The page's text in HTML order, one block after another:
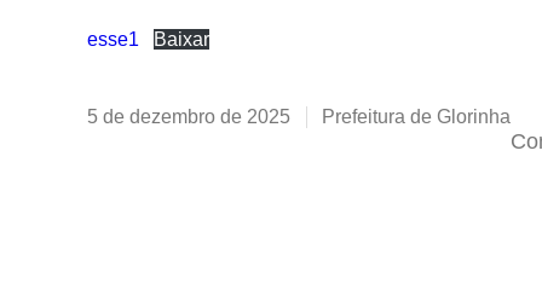
esse1 Baixar
5 de dezembro de 2025 Prefeitura de Glorinha